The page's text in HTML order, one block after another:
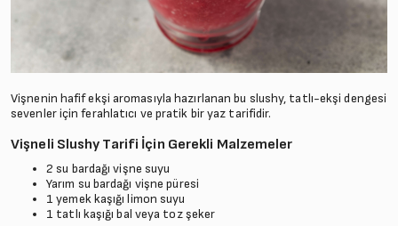
Vişnenin hafif ekşi aromasıyla hazırlanan bu slushy, tatlı-ekşi dengesi
sevenler için ferahlatıcı ve pratik bir yaz tarifidir.
Vişneli Slushy Tarifi İçin Gerekli Malzemeler
2 su bardağı vişne suyu
Yarım su bardağı vişne püresi
1 yemek kaşığı limon suyu
1 tatlı kaşığı bal veya toz şeker